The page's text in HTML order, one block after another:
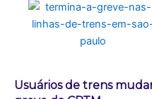
Usuários de trens